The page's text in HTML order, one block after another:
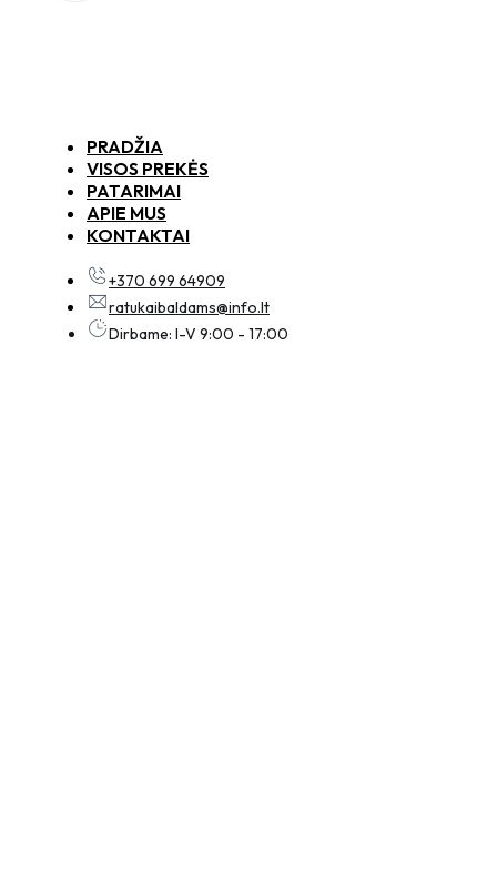
PRADŽIA
VISOS PREKĖS
PATARIMAI
APIE MUS
KONTAKTAI
+370 699 64909
ratukaibaldams@info.lt
Dirbame: I-V 9:00 - 17:00